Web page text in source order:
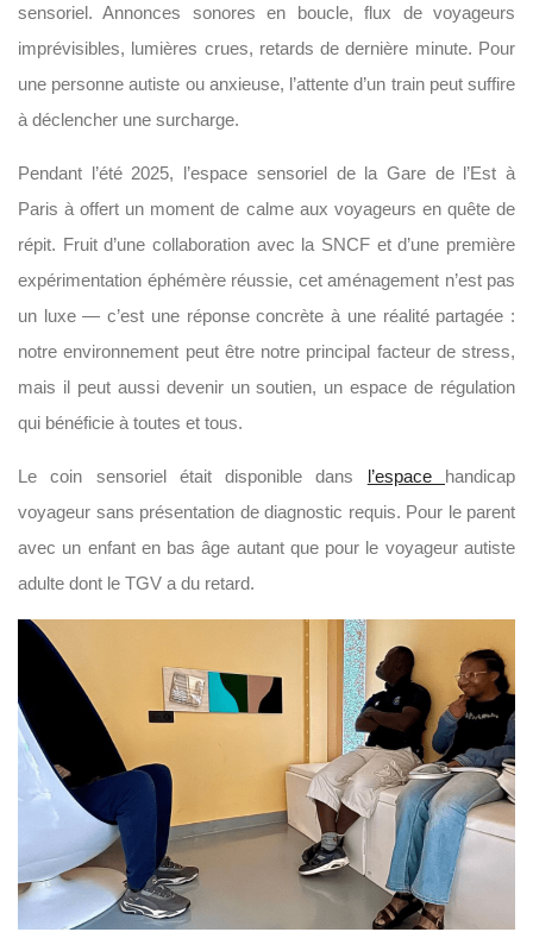
sensoriel. Annonces sonores en boucle, flux de voyageurs
imprévisibles, lumières crues, retards de dernière minute. Pour
une personne autiste ou anxieuse, l’attente d’un train peut suffire
à déclencher une surcharge.
Pendant l’été 2025, l’espace sensoriel de la Gare de l’Est à
Paris à offert un moment de calme aux voyageurs en quête de
répit. Fruit d’une collaboration avec la SNCF et d’une première
expérimentation éphémère réussie, cet aménagement n’est pas
un luxe — c’est une réponse concrète à une réalité partagée :
notre environnement peut être notre principal facteur de stress,
mais il peut aussi devenir un soutien, un espace de régulation
qui bénéficie à toutes et tous.
Le coin sensoriel était disponible dans l’espace handicap
voyageur sans présentation de diagnostic requis. Pour le parent
avec un enfant en bas âge autant que pour le voyageur autiste
adulte dont le TGV a du retard.